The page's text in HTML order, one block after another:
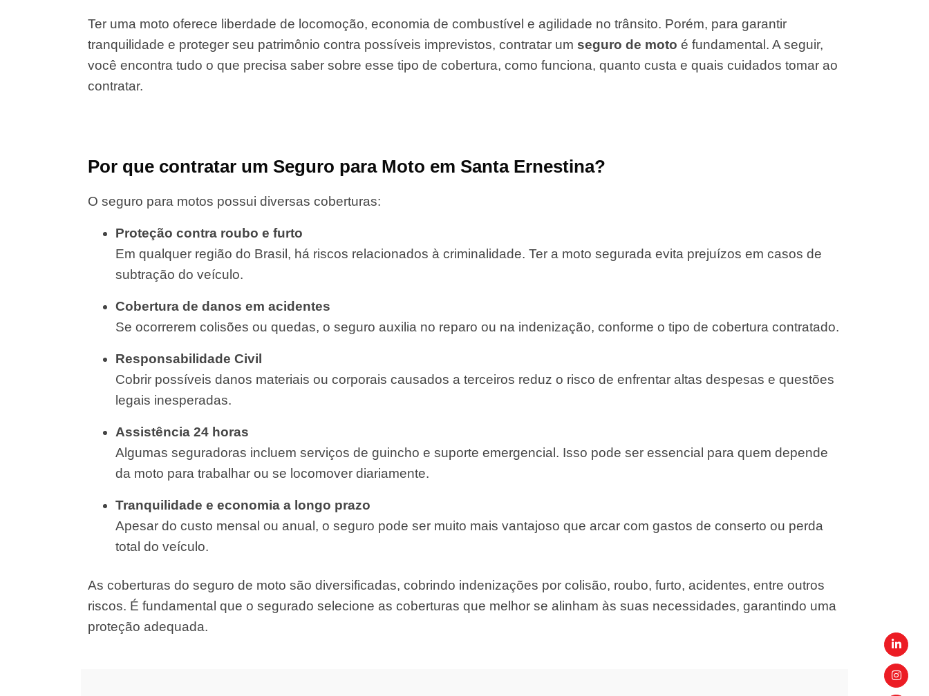
Ter uma moto oferece liberdade de locomoção, economia de combustível e agilidade no trânsito. Porém, para garantir
tranquilidade e proteger seu patrimônio contra possíveis imprevistos, contratar um seguro de moto é fundamental. A seguir,
você encontra tudo o que precisa saber sobre esse tipo de cobertura, como funciona, quanto custa e quais cuidados tomar ao
contratar.
Por que contratar um Seguro para Moto em Santa Ernestina?
O seguro para motos possui diversas coberturas:
Proteção contra roubo e furto
Em qualquer região do Brasil, há riscos relacionados à criminalidade. Ter a moto segurada evita prejuízos em casos de
subtração do veículo.
Cobertura de danos em acidentes
Se ocorrerem colisões ou quedas, o seguro auxilia no reparo ou na indenização, conforme o tipo de cobertura contratado.
Responsabilidade Civil
Cobrir possíveis danos materiais ou corporais causados a terceiros reduz o risco de enfrentar altas despesas e questões
legais inesperadas.
Assistência 24 horas
Algumas seguradoras incluem serviços de guincho e suporte emergencial. Isso pode ser essencial para quem depende
da moto para trabalhar ou se locomover diariamente.
Tranquilidade e economia a longo prazo
Apesar do custo mensal ou anual, o seguro pode ser muito mais vantajoso que arcar com gastos de conserto ou perda
total do veículo.
As coberturas do seguro de moto são diversificadas, cobrindo indenizações por colisão, roubo, furto, acidentes, entre outros
riscos. É fundamental que o segurado selecione as coberturas que melhor se alinham às suas necessidades, garantindo uma
proteção adequada.